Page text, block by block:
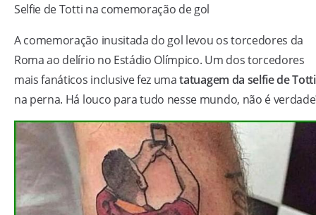
Selfie de Totti na comemoração de gol
A comemoração inusitada do gol levou os torcedores da
Roma ao delírio no Estádio Olímpico. Um dos torcedores
mais fanáticos inclusive fez umatatuagem da selfie de Totti
na perna. Há louco para tudo nesse mundo, não é